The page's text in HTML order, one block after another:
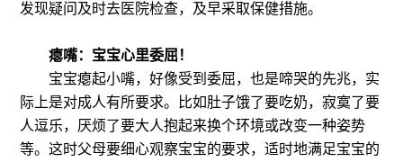
发现疑问及时去医院检查，及早采取保健措施。
瘪嘴：宝宝心里委屈！
宝宝瘪起小嘴，好像受到委屈，也是啼哭的先兆，实
际上是对成人有所要求。比如肚子饿了要吃奶，寂寞了要
人逗乐，厌烦了要大人抱起来换个环境或改变一种姿势
等。这时父母要细心观察宝宝的要求，适时地满足宝宝的